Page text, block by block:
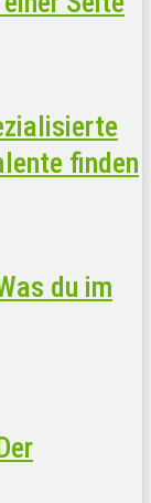
finden
du im